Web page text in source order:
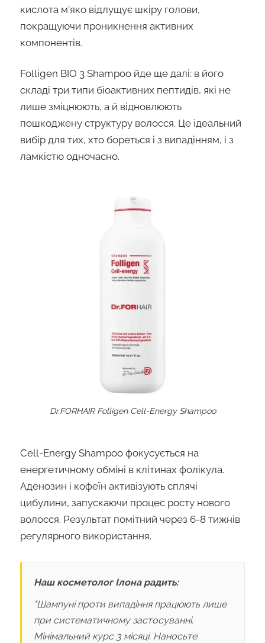
кислота м'яко відлущує шкіру голови,
покращуючи проникнення активних
компонентів.
Folligen BIO 3 Shampoo йде ще далі: в його
складі три типи біоактивних пептидів, які не
лише зміцнюють, а й відновлюють
пошкоджену структуру волосся. Це ідеальний
вибір для тих, хто бореться і з випадінням, і з
ламкістю одночасно.
Dr.FORHAIR Folligen Cell-Energy Shampoo
Cell-Energy Shampoo фокусується на
енергетичному обміні в клітинах фолікула.
Аденозин і кофеїн активізують сплячі
цибулини, запускаючи процес росту нового
волосся. Результат помітний через 6-8 тижнів
регулярного використання.
Наш косметолог Ілона радить:
"Шампуні проти випадіння працюють лише
при систематичному застосуванні.
Мінімальний курс 3 місяці. Наносьте